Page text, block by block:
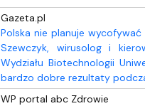
Gazeta.pl
Polska nie planuje
Szewczyk, wirusolog i
Wydziału Biotechnologii
bardzo dobre rezultaty
WP portal abc Zdrowie